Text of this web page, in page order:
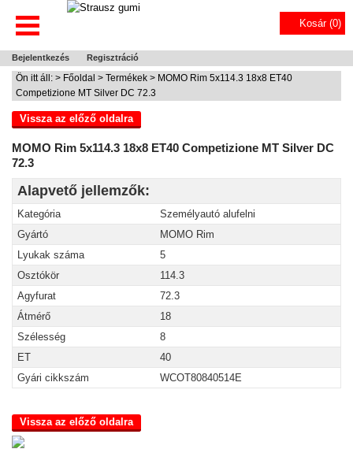
Kosár (0)
Bejelentkezés Regisztráció
Ön itt áll: > Főoldal > Termékek > MOMO Rim 5x114.3 18x8 ET40
Competizione MT Silver DC 72.3
Vissza az előző oldalra
MOMO Rim 5x114.3 18x8 ET40 Competizione MT Silver DC
72.3
Alapvető jellemzők:
Kategória
Személyautó alufelni
Gyártó
MOMO Rim
Lyukak száma
5
Osztókör
114.3
Agyfurat
72.3
Átmérő
18
Szélesség
8
ET
40
Gyári cikkszám
WCOT80840514E
Vissza az előző oldalra